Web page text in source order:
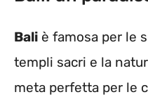
Bali è famosa per le
templi sacri e la
meta perfetta per le